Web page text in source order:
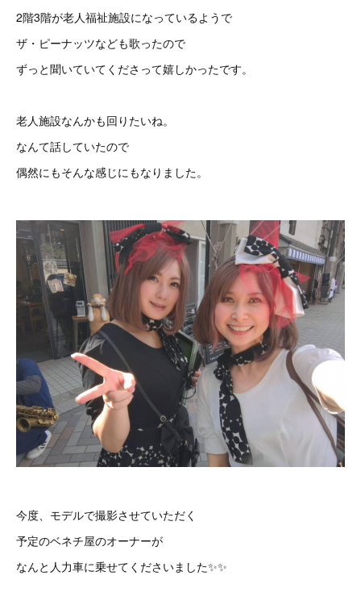
2階3階が老人福祉施設になっているようで
ザ・ピーナッツなども歌ったので
ずっと聞いていてくださって嬉しかったです。
老人施設なんかも回りたいね。
なんて話していたので
偶然にもそんな感じにもなりました。
今度、モデルで撮影させていただく
予定のベネチ屋のオーナーが
なんと人力車に乗せてくださいました✨✨